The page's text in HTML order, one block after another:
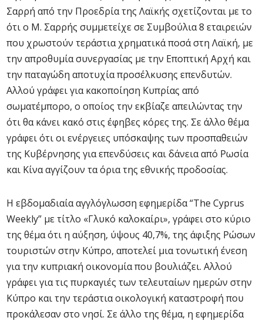
Σαρρή από την Προεδρία της Λαϊκής σχετίζονται με το
ότι ο Μ. Σαρρής συμμετείχε σε Συμβούλια 8 εταιρειών
που χρωστούν τεράστια χρηματικά ποσά στη Λαϊκή, με
την απροθυμία συνεργασίας με την Εποπτική Αρχή και
την παταγώδη αποτυχία προσέλκυσης επενδυτών.
Αλλού γράφει για κακοποίηση Κυπρίας από
σωματέμπορο, ο οποίος την εκβίαζε απειλώντας την
ότι θα κάνει κακό στις έφηβες κόρες της. Σε άλλο θέμα
γράφει ότι οι ενέργειες υπόσκαψης των προσπαθειών
της Κυβέρνησης για επενδύσεις και δάνεια από Ρωσία
και Κίνα αγγίζουν τα όρια της εθνικής προδοσίας.
Η εβδομαδιαία αγγλόγλωσση εφημερίδα “The Cyprus
Weekly” με τίτλο «Γλυκό καλοκαίρι», γράφει στο κύριο
της θέμα ότι η αύξηση, ύψους 40,7%, της άφιξης Ρώσων
τουριστών στην Κύπρο, αποτελεί μια τονωτική ένεση
για την κυπριακή οικονομία που βουλιάζει. Αλλού
γράφει για τις πυρκαγιές των τελευταίων ημερών στην
Κύπρο και την τεράστια οικολογική καταστροφή που
προκάλεσαν στο νησί. Σε άλλο της θέμα, η εφημερίδα